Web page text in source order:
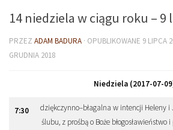
14 niedziela w ciągu roku – 9
PRZEZ ADAM BADURA · OPUBLIKOWANE 9 LIPCA
GRUDNIA 2018
Niedziela (2017-07-
7:30
dziękczynno–błagalna w intencji Heleny i
ślubu, z prośbą o Boże błogosławieństwo